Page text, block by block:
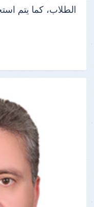
الطلاب، كما يتم